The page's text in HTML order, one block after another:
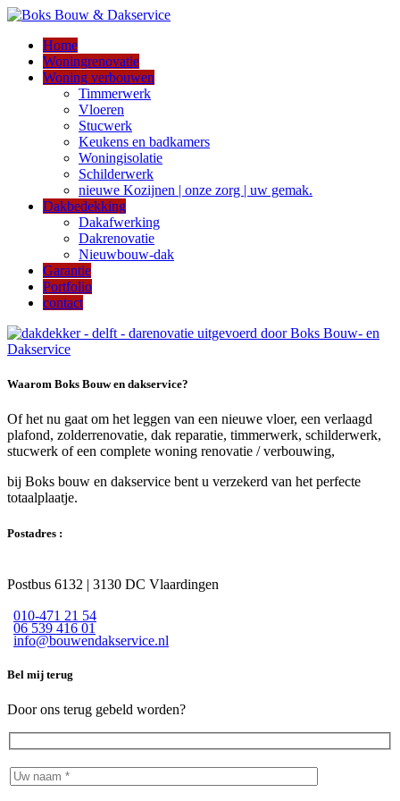
Home
Woningrenovatie
Woning verbouwen
Timmerwerk
Vloeren
Stucwerk
Keukens en badkamers
Woningisolatie
Schilderwerk
nieuwe Kozijnen | onze zorg | uw gemak.
Dakbedekking
Dakafwerking
Dakrenovatie
Nieuwbouw-dak
Garantie
Portfolio
contact
Waarom Boks Bouw en dakservice?
Of het nu gaat om het leggen van een nieuwe vloer, een verlaagd
plafond, zolderrenovatie, dak reparatie, timmerwerk, schilderwerk,
stucwerk of een complete woning renovatie / verbouwing,
bij Boks bouw en dakservice bent u verzekerd van het perfecte
totaalplaatje.
Postadres :
Postbus 6132 | 3130 DC Vlaardingen
010-471 21 54
06 539 416 01
info@bouwendakservice.nl
Bel mij terug
Door ons terug gebeld worden?